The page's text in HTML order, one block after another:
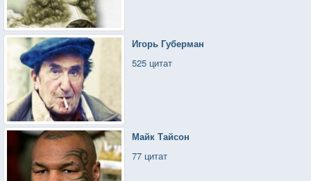
Игорь Губерман
525 цитат
Майк Тайсон
77 цитат